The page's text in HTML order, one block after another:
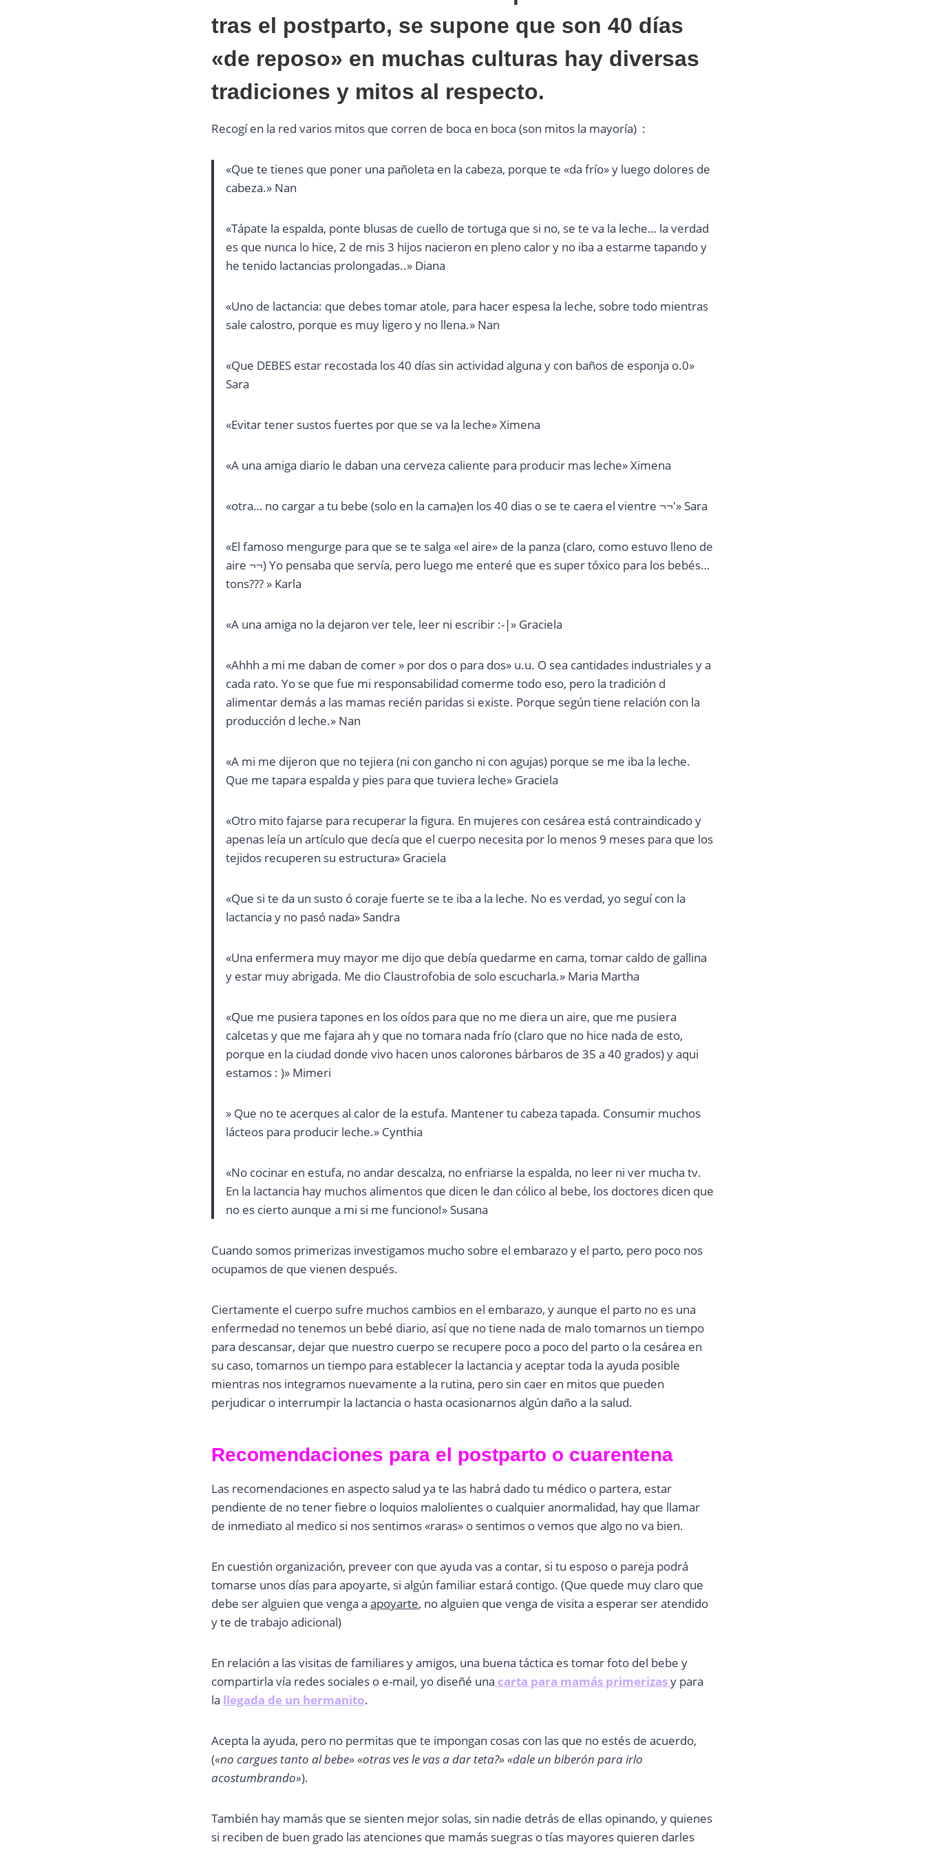
tras el postparto, se supone que son 40 días
«de reposo» en muchas culturas hay diversas
tradiciones y mitos al respecto.
Recogí en la red varios mitos que corren de boca en boca (son mitos la mayoría) :
«Que te tienes que poner una pañoleta en la cabeza, porque te «da frío» y luego dolores de
cabeza.» Nan
«Tápate la espalda, ponte blusas de cuello de tortuga que si no, se te va la leche… la verdad
es que nunca lo hice, 2 de mis 3 hijos nacieron en pleno calor y no iba a estarme tapando y
he tenido lactancias prolongadas..» Diana
«Uno de lactancia: que debes tomar atole, para hacer espesa la leche, sobre todo mientras
sale calostro, porque es muy ligero y no llena.» Nan
«Que DEBES estar recostada los 40 días sin actividad alguna y con baños de esponja o.0»
Sara
«Evitar tener sustos fuertes por que se va la leche» Ximena
«A una amiga diario le daban una cerveza caliente para producir mas leche» Ximena
«otra… no cargar a tu bebe (solo en la cama)en los 40 dias o se te caera el vientre ¬¬'» Sara
«El famoso mengurge para que se te salga «el aire» de la panza (claro, como estuvo lleno de
aire ¬¬) Yo pensaba que servía, pero luego me enteré que es super tóxico para los bebés…
tons??? » Karla
«A una amiga no la dejaron ver tele, leer ni escribir :-|» Graciela
«Ahhh a mi me daban de comer » por dos o para dos» u.u. O sea cantidades industriales y a
cada rato. Yo se que fue mi responsabilidad comerme todo eso, pero la tradición d
alimentar demás a las mamas recién paridas si existe. Porque según tiene relación con la
producción d leche.» Nan
«A mi me dijeron que no tejiera (ni con gancho ni con agujas) porque se me iba la leche.
Que me tapara espalda y pies para que tuviera leche» Graciela
«Otro mito fajarse para recuperar la figura. En mujeres con cesárea está contraindicado y
apenas leía un artículo que decía que el cuerpo necesita por lo menos 9 meses para que los
tejidos recuperen su estructura» Graciela
«Que si te da un susto ó coraje fuerte se te iba a la leche. No es verdad, yo seguí con la
lactancia y no pasó nada» Sandra
«Una enfermera muy mayor me dijo que debía quedarme en cama, tomar caldo de gallina
y estar muy abrigada. Me dio Claustrofobia de solo escucharla.» Maria Martha
«Que me pusiera tapones en los oídos para que no me diera un aire, que me pusiera
calcetas y que me fajara ah y que no tomara nada frío (claro que no hice nada de esto,
porque en la ciudad donde vivo hacen unos calorones bárbaros de 35 a 40 grados) y aqui
estamos : )» Mimeri
» Que no te acerques al calor de la estufa. Mantener tu cabeza tapada. Consumir muchos
lácteos para producir leche.» Cynthia
«No cocinar en estufa, no andar descalza, no enfriarse la espalda, no leer ni ver mucha tv.
En la lactancia hay muchos alimentos que dicen le dan cólico al bebe, los doctores dicen que
no es cierto aunque a mi si me funciono!» Susana
Cuando somos primerizas investigamos mucho sobre el embarazo y el parto, pero poco nos
ocupamos de que vienen después.
Ciertamente el cuerpo sufre muchos cambios en el embarazo, y aunque el parto no es una
enfermedad no tenemos un bebé diario, así que no tiene nada de malo tomarnos un tiempo
para descansar, dejar que nuestro cuerpo se recupere poco a poco del parto o la cesárea en
su caso, tomarnos un tiempo para establecer la lactancia y aceptar toda la ayuda posible
mientras nos integramos nuevamente a la rutina, pero sin caer en mitos que pueden
perjudicar o interrumpir la lactancia o hasta ocasionarnos algún daño a la salud.
Recomendaciones para el postparto o cuarentena
Las recomendaciones en aspecto salud ya te las habrá dado tu médico o partera, estar
pendiente de no tener fiebre o loquios malolientes o cualquier anormalidad, hay que llamar
de inmediato al medico si nos sentimos «raras» o sentimos o vemos que algo no va bien.
En cuestión organización, preveer con que ayuda vas a contar, si tu esposo o pareja podrá
tomarse unos días para apoyarte, si algún familiar estará contigo. (Que quede muy claro que
debe ser alguien que venga a apoyarte, no alguien que venga de visita a esperar ser atendido
y te de trabajo adicional)
En relación a las visitas de familiares y amigos, una buena táctica es tomar foto del bebe y
compartirla vía redes sociales o e-mail, yo diseñé una carta para mamás primerizasy para
la llegada de un hermanito.
Acepta la ayuda, pero no permitas que te impongan cosas con las que no estés de acuerdo,
(«no cargues tanto al bebe» «otras ves le vas a dar teta?» «dale un biberón para irlo
acostumbrando»).
También hay mamás que se sienten mejor solas, sin nadie detrás de ellas opinando, y quienes
si reciben de buen grado las atenciones que mamás suegras o tías mayores quieren darles